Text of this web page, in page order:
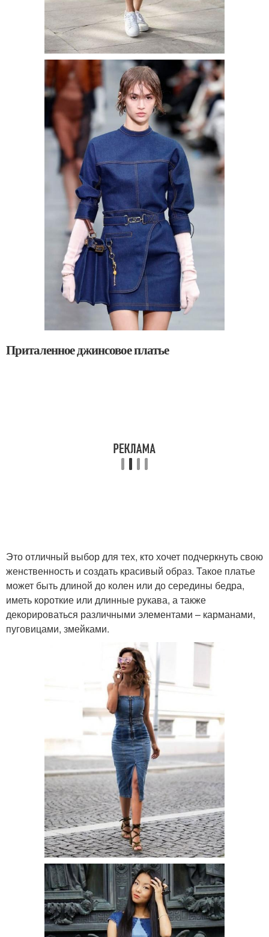
Приталенное джинсовое платье
Это отличный выбор для тех, кто хочет подчеркнуть свою
женственность и создать красивый образ. Такое платье
может быть длиной до колен или до середины бедра,
иметь короткие или длинные рукава, а также
декорироваться различными элементами – карманами,
пуговицами, змейками.